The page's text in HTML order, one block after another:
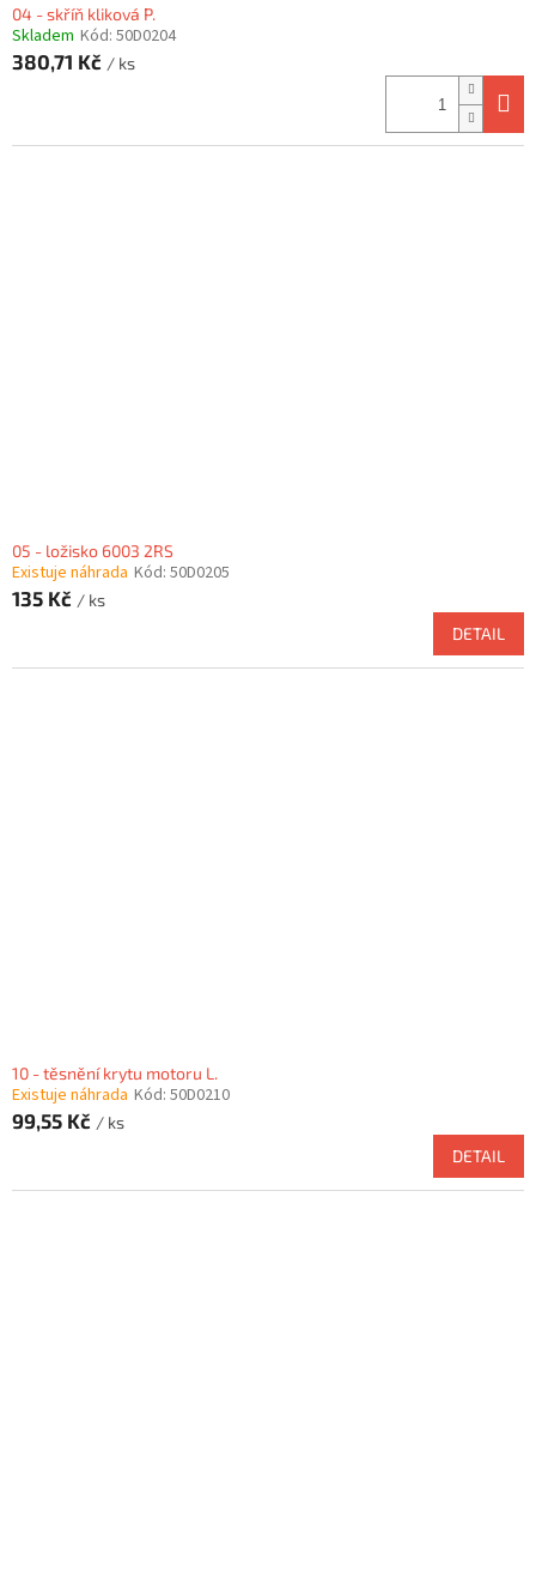
04 - skříň kliková P.
Skladem Kód: 50D0204
380,71 Kč / ks
05 - ložisko 6003 2RS
Existuje náhrada Kód: 50D0205
135 Kč / ks
DETAIL
10 - těsnění krytu motoru L.
Existuje náhrada Kód: 50D0210
99,55 Kč / ks
DETAIL